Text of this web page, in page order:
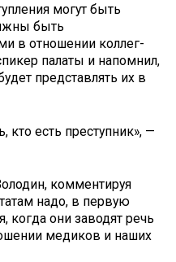
могут быть
быть
в отношении коллег-
палаты и напомнил,
представлять их в
кто есть преступник», —
комментируя
надо, в первую
когда они заводят речь
медиков и наших